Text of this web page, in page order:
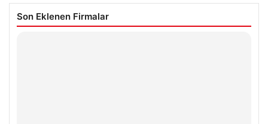
Son Eklenen Firmalar